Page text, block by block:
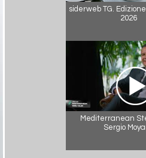
siderweb TG.
2026
Mediterranean
Sergio